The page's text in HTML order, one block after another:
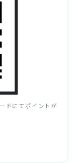
ドにてポイントが